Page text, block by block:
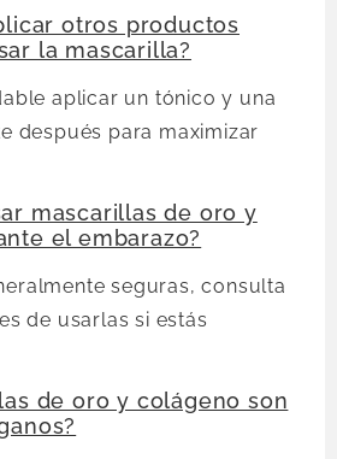
otros productos
la mascarilla?
aplicar un tónico y una
después para maximizar
mascarillas de oro y
el embarazo?
seguras, consulta
de usarlas si estás
de oro y colágeno son